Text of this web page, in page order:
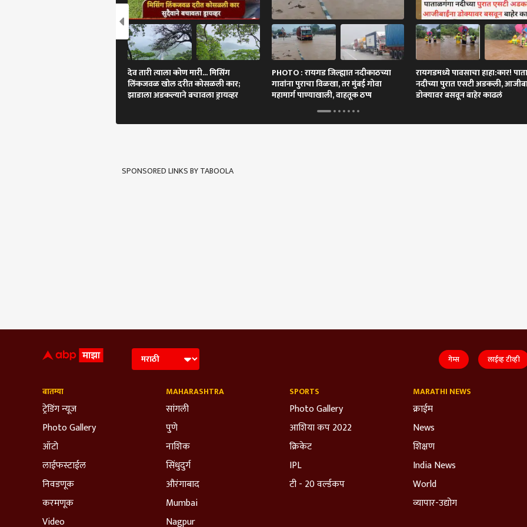
देव तारी त्याला कोण मारी... मिसिंग
लिंकजवळ खोल दरीत कोसळली कार;
झाडाला अडकल्याने बचावला ड्रायव्हर
PHOTO : रायगड जिल्ह्यात नदीकाठच्या
गावांना पुराचा विळखा, तर मुंबई गोवा
महामार्ग पाण्याखाली, वाहतूक ठप्प
रायगडमध्ये पावसाचा हाहा:कार!
नदीच्या पुरात एसटी अडकली,
डोक्यावर बसवून बाहेर काढलं
SPONSORED LINKS BY TABOOLA
तयारीत
गेम्स लाईव्ह टीव्ही
बातम्या
ट्रेडिंग न्यूज
Photo Gallery
ऑटो
लाईफस्टाईल
निवडणूक
करमणूक
Video
MAHARASHTRA
सांगली
पुणे
नाशिक
सिंधुदुर्ग
औरंगाबाद
Mumbai
Nagpur
SPORTS
Photo Gallery
आशिया कप 2022
क्रिकेट
IPL
टी - 20 वर्ल्डकप
MARATHI NEWS
क्राईम
News
शिक्षण
India News
World
व्यापार-उद्योग